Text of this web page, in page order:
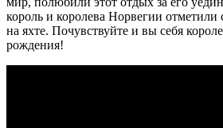
король и королева Норвегии
на яхте. Почувствуйте и вы себя
рождения!